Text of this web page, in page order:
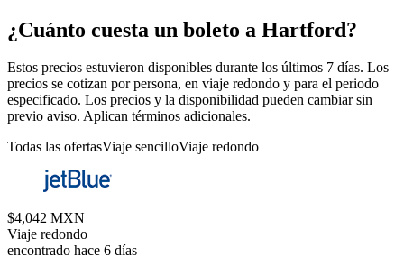
¿Cuánto cuesta un boleto a Hartford?
Estos precios estuvieron disponibles durante los últimos 7 días. Los
precios se cotizan por persona, en viaje redondo y para el periodo
especificado. Los precios y la disponibilidad pueden cambiar sin
previo aviso. Aplican términos adicionales.
Todas las ofertasViaje sencilloViaje redondo
$4,042 MXN
Viaje redondo
encontrado hace 6 días